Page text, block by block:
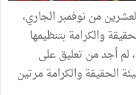
من نوفمبر الجاري،
والكرامة بتنظيمها
أجد من تعليق على
الحقيقة والكرامة مرتين